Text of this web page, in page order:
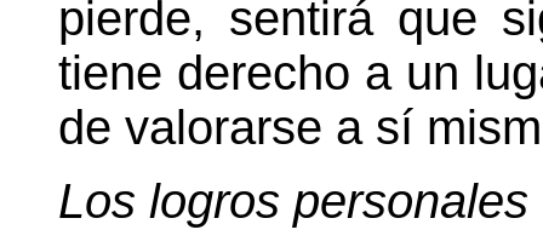
pierde, sentirá que
tiene derecho a un
de valorarse a sí
Los logros personales